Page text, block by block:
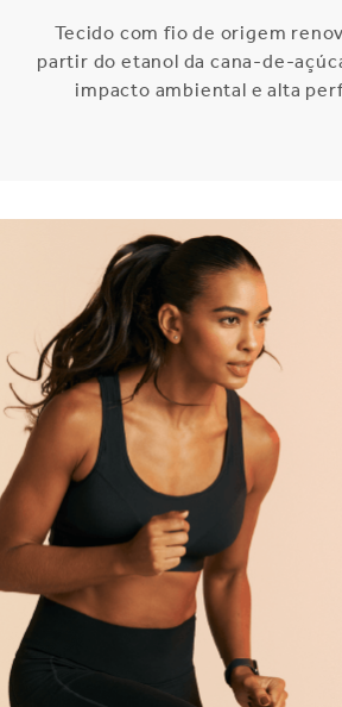
Tecido com fio de origem
partir do etanol da cana-de-
impacto ambiental e alta